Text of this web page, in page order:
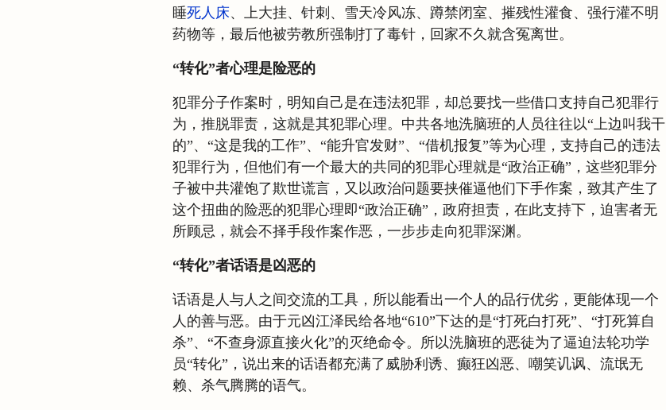
睡死人床、上大挂、针刺、雪天冷风冻、蹲禁闭室、摧残性灌食、强行灌不明
药物等，最后他被劳教所强制打了毒针，回家不久就含冤离世。
“转化”者心理是险恶的
犯罪分子作案时，明知自己是在违法犯罪，却总要找一些借口支持自己犯罪行
为，推脱罪责，这就是其犯罪心理。中共各地洗脑班的人员往往以“上边叫我干
的”、“这是我的工作”、“能升官发财”、“借机报复”等为心理，支持自己的违法
犯罪行为，但他们有一个最大的共同的犯罪心理就是“政治正确”，这些犯罪分
子被中共灌饱了欺世谎言，又以政治问题要挟催逼他们下手作案，致其产生了
这个扭曲的险恶的犯罪心理即“政治正确”，政府担责，在此支持下，迫害者无
所顾忌，就会不择手段作案作恶，一步步走向犯罪深渊。
“转化”者话语是凶恶的
话语是人与人之间交流的工具，所以能看出一个人的品行优劣，更能体现一个
人的善与恶。由于元凶江泽民给各地“610”下达的是“打死白打死”、“打死算自
杀”、“不查身源直接火化”的灭绝命令。所以洗脑班的恶徒为了逼迫法轮功学
员“转化”，说出来的话语都充满了威胁利诱、癫狂凶恶、嘲笑讥讽、流氓无
赖、杀气腾腾的语气。